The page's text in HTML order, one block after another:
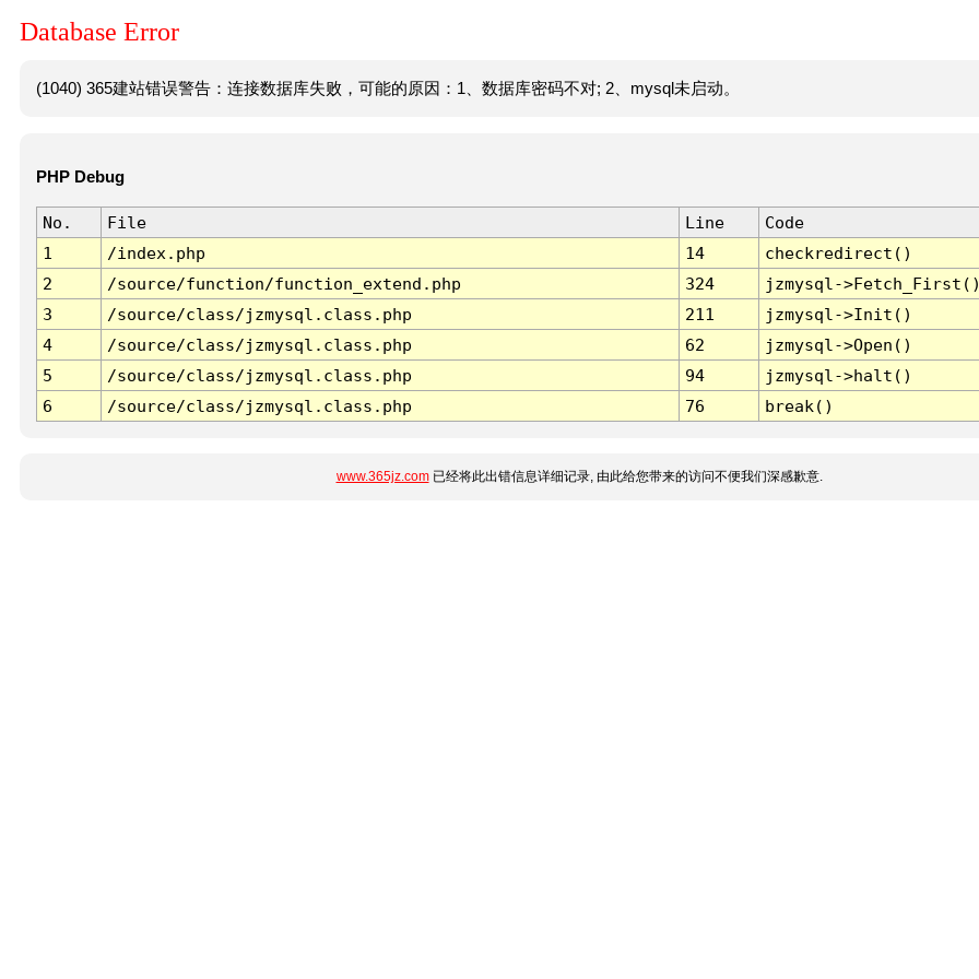
Database Error
(1040) 365建站错误警告：连接数据库失败，可能的原因：1、数据库密码不对; 2、mysql未启动。
PHP Debug
No. File Line
Code
1
/index.php 14
checkredirect()
2
/source/function/function_extend.php 324
jzmysql-
3
/source/class/jzmysql.class.php 211
jzmysql->Init()
4
/source/class/jzmysql.class.php 62
jzmysql->Open()
5
/source/class/jzmysql.class.php 94
jzmysql->halt()
6
/source/class/jzmysql.class.php 76 break()
www.365jz.com已经将此出错信息详细记录, 由此给您带来的访问不便我们深感歉意.